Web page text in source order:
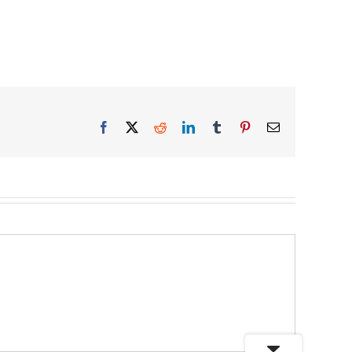
Facebook RedditLinkedInTumblr PinterestEmail